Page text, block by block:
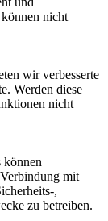
nicht
wir verbesserte
Werden diese
nicht
können
mit
,
zu betreiben.